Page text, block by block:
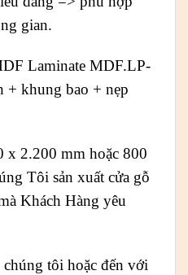
gian.
Laminate MDF.LP-
+ khung bao + nẹp
x 2.200 mm hoặc 800
Tôi sản xuất cửa gỗ
Khách Hàng yêu
tôi hoặc đến với